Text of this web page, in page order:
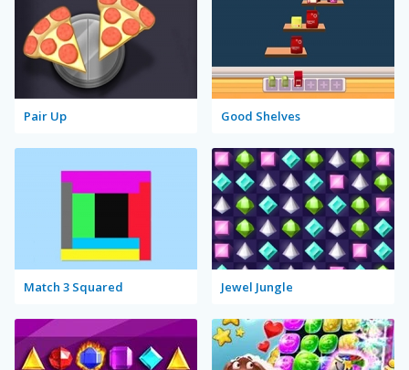
Pair Up Good Shelves
Match 3 Squared Jewel Jungle